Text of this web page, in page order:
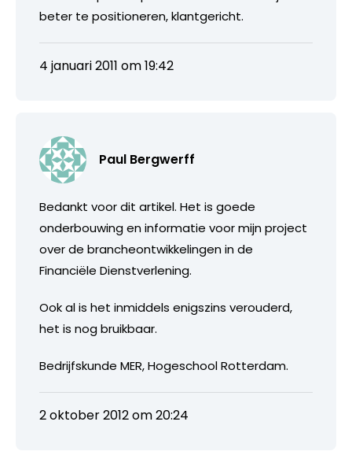
beter te positioneren, klantgericht.
4 januari 2011 om 19:42
Paul Bergwerff
Bedankt voor dit artikel. Het is goede
onderbouwing en informatie voor mijn project
over de brancheontwikkelingen in de
Financiële Dienstverlening.
Ook al is het inmiddels enigszins verouderd,
het is nog bruikbaar.
Bedrijfskunde MER, Hogeschool Rotterdam.
2 oktober 2012 om 20:24